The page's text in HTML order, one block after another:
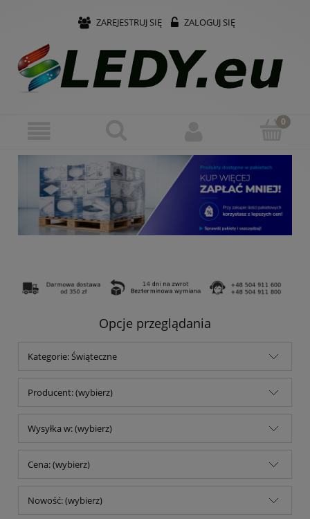
ZAREJESTRUJ SIĘ ZALOGUJ SIĘ
Opcje przeglądania
Kategorie: Świąteczne
Producent: (wybierz)
Wysyłka w: (wybierz)
Cena: (wybierz)
Nowość: (wybierz)